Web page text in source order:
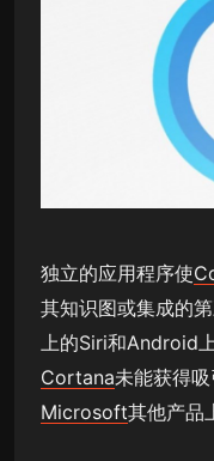
独立的应用程序使
其知识图或集成的
上的Siri和Android
Cortana未能获得
Microsoft其他产品